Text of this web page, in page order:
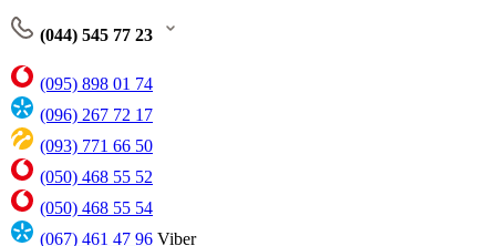
(044) 545 77 23
(095) 898 01 74
(096) 267 72 17
(093) 771 66 50
(050) 468 55 52
(050) 468 55 54
(067) 461 47 96 Viber